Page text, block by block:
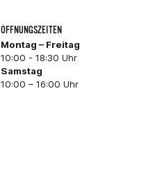
ÖFFNUNGSZEITEN
Montag – Freitag
10:00 - 18:30 Uhr
Samstag
10:00 – 16:00 Uhr